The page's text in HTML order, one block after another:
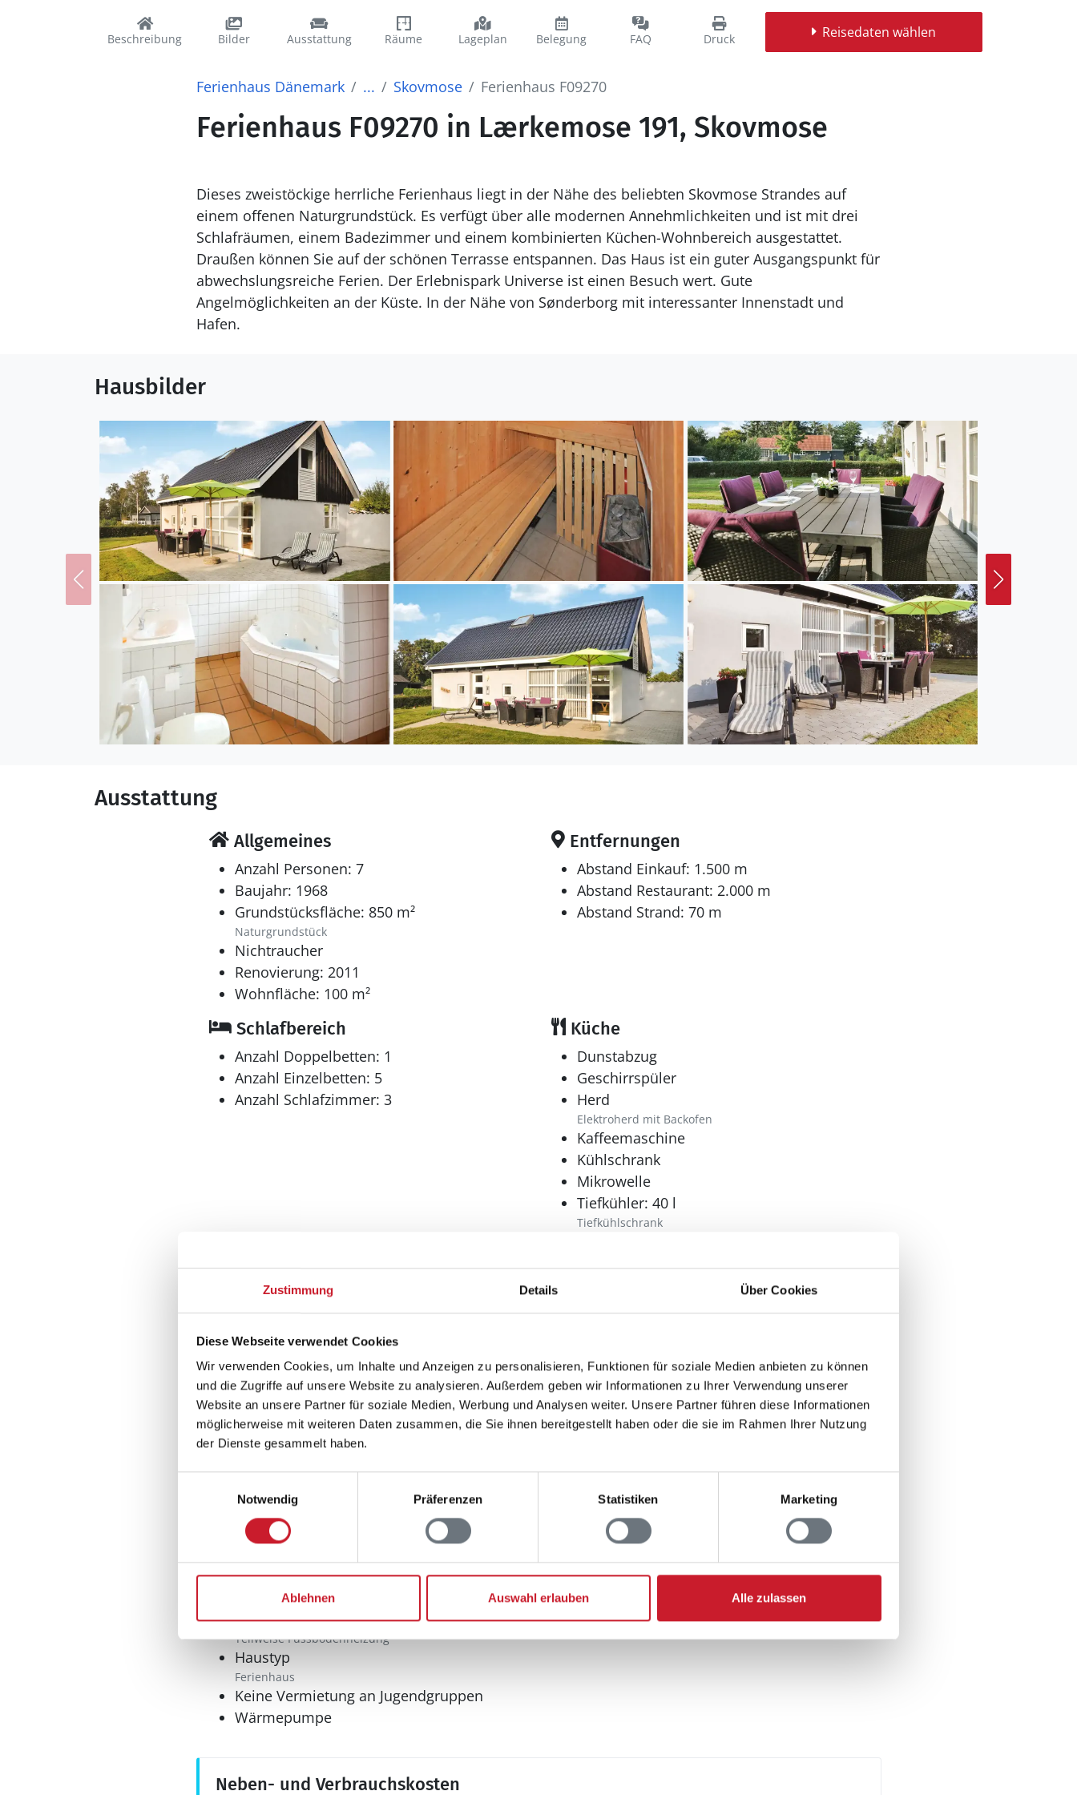
Zustimmung Details Über Cookies
Diese Webseite verwendet Cookies
Wir verwenden Cookies, um Inhalte und Anzeigen zu personalisieren, Funktionen für soziale Medien anbieten zu können
und die Zugriffe auf unsere Website zu analysieren. Außerdem geben wir Informationen zu Ihrer Verwendung unserer
Website an unsere Partner für soziale Medien, Werbung und Analysen weiter. Unsere Partner führen diese Informationen
möglicherweise mit weiteren Daten zusammen, die Sie ihnen bereitgestellt haben oder die sie im Rahmen Ihrer Nutzung
der Dienste gesammelt haben.
Notwendig
Präferenzen Statistiken Marketing
Ablehnen Auswahl erlauben Alle zulassen
Beschreibung Bilder Ausstattung Räume Lageplan Belegung FAQ Druck Reisedaten wählen
Ferienhaus Dänemark ... Skovmose Ferienhaus F09270
Ferienhaus F09270 in Lærkemose 191, Skovmose
Dieses zweistöckige herrliche Ferienhaus liegt in der Nähe des beliebten Skovmose Strandes auf
einem offenen Naturgrundstück. Es verfügt über alle modernen Annehmlichkeiten und ist mit drei
Schlafräumen, einem Badezimmer und einem kombinierten Küchen-Wohnbereich ausgestattet.
Draußen können Sie auf der schönen Terrasse entspannen. Das Haus ist ein guter Ausgangspunkt für
abwechslungsreiche Ferien. Der Erlebnispark Universe ist einen Besuch wert. Gute
Angelmöglichkeiten an der Küste. In der Nähe von Sønderborg mit interessanter Innenstadt und
Hafen.
Hausbilder
Ausstattung
Allgemeines
Anzahl Personen: 7
Baujahr: 1968
Grundstücksfläche: 850 m²
Naturgrundstück
Nichtraucher
Renovierung: 2011
Wohnfläche: 100 m²
Entfernungen
Abstand Einkauf: 1.500 m
Abstand Restaurant: 2.000 m
Abstand Strand: 70 m
Schlafbereich
Anzahl Doppelbetten: 1
Anzahl Einzelbetten: 5
Anzahl Schlafzimmer: 3
Küche
Dunstabzug
Geschirrspüler
Herd
Elektroherd mit Backofen
Kaffeemaschine
Kühlschrank
Mikrowelle
Tiefkühler: 40 l
Tiefkühlschrank
Anzahl Duschen: 1
Anzahl Badezimmer: 1
Dusche
Waschmaschine
Multimedia
Deutsches Fernsehen
Internet
WLAN
Aussenbereich
Gartenmöbel
Schaukel
Terrasse: 1
Sonstiges
Anglerfreundlich
Filetierplatz im Freien
Anglerfreundlich
Fußbodenheizung
Teilweise Fussbodenheizung
Haustyp
Ferienhaus
Keine Vermietung an Jugendgruppen
Wärmepumpe
Neben- und Verbrauchskosten